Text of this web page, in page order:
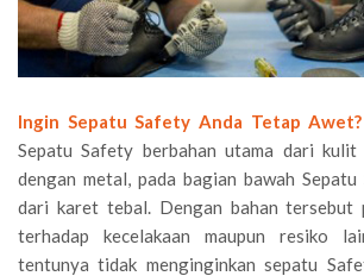
Ingin Sepatu Safety Anda Tetap
Sepatu Safety berbahan utama dari kulit
dengan metal, pada bagian bawah
dari karet tebal. Dengan bahan tersebut
terhadap kecelakaan maupun resiko
tentunya tidak menginginkan sepatu